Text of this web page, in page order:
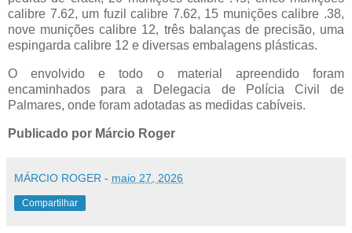
calibre 7.62, um fuzil calibre 7.62, 15 munições calibre .38,
nove munições calibre 12, três balanças de precisão, uma
espingarda calibre 12 e diversas embalagens plásticas.
O envolvido e todo o material apreendido foram
encaminhados para a Delegacia de Polícia Civil de
Palmares, onde foram adotadas as medidas cabíveis.
Publicado por Márcio Roger
MÁRCIO ROGER - maio 27, 2026
Compartilhar